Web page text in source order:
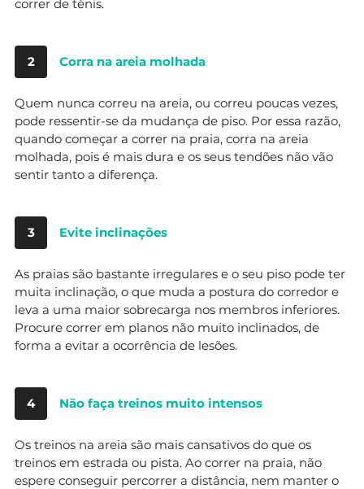
correr de ténis.
2 Corra na areia molhada
Quem nunca correu na areia, ou correu poucas vezes,
pode ressentir-se da mudança de piso. Por essa razão,
quando começar a correr na praia, corra na areia
molhada, pois é mais dura e os seus tendões não vão
sentir tanto a diferença.
3 Evite inclinações
As praias são bastante irregulares e o seu piso pode ter
muita inclinação, o que muda a postura do corredor e
leva a uma maior sobrecarga nos membros inferiores.
Procure correr em planos não muito inclinados, de
forma a evitar a ocorrência de lesões.
4 Não faça treinos muito intensos
Os treinos na areia são mais cansativos do que os
treinos em estrada ou pista. Ao correr na praia, não
espere conseguir percorrer a distância, nem manter o